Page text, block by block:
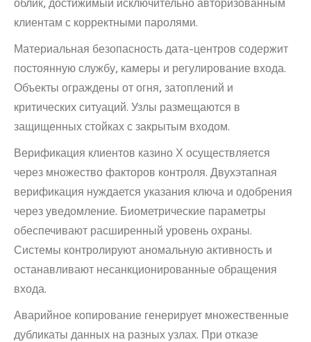
облик, достижимый исключительно авторизованным
клиентам с корректными паролями.
Материальная безопасность дата-центров содержит
постоянную службу, камеры и регулирование входа.
Объекты ограждены от огня, затоплений и
критических ситуаций. Узлы размещаются в
защищенных стойках с закрытым входом.
Верификация клиентов казино Х осуществляется
через множество факторов контроля. Двухэтапная
верификация нуждается указания ключа и одобрения
через уведомление. Биометрические параметры
обеспечивают расширенный уровень охраны.
Системы контролируют аномальную активность и
останавливают несанкционированные обращения
входа.
Аварийное копирование генерирует множественные
дубликаты данных на разных узлах. При отказе